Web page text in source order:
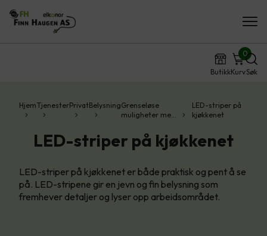
ButikkKurv
0
Søk
HjemTjenesterPrivatBelysningGrenseløse
muligheter me…
LED-striper på
kjøkkenet
LED-striper på kjøkkenet
LED-striper på kjøkkenet er både praktisk og pent å se
på. LED-stripene gir en jevn og fin belysning som
fremhever detaljer og lyser opp arbeidsområdet.